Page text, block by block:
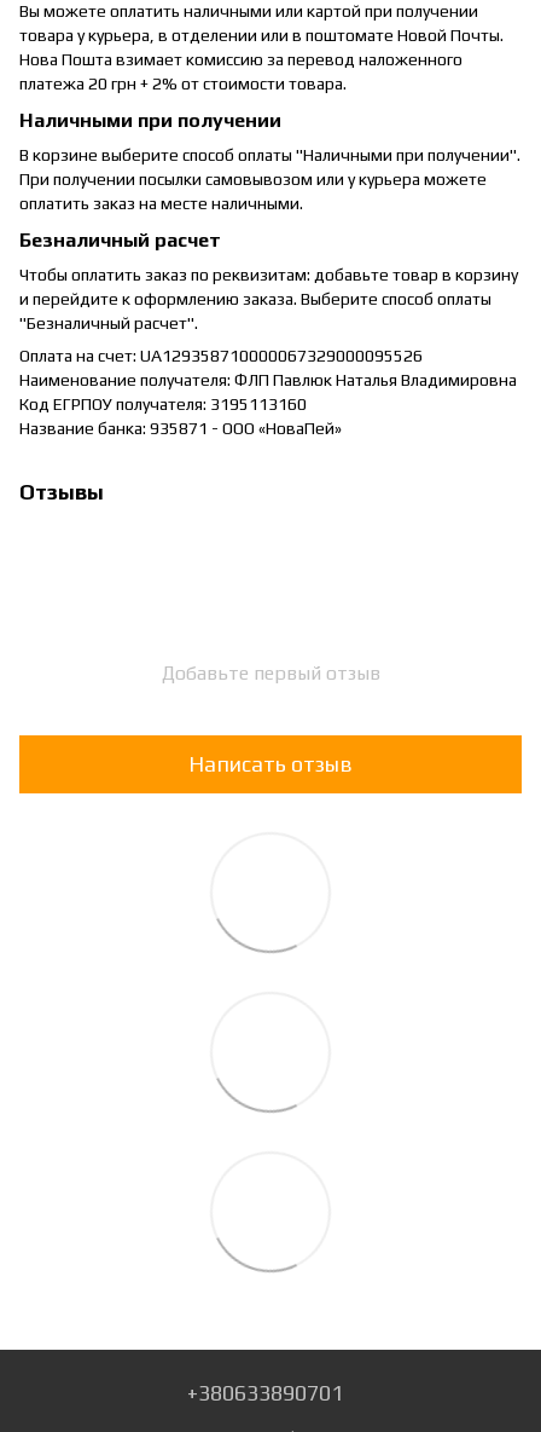
Вы можете оплатить наличными или картой при получении
товара у курьера, в отделении или в поштомате Новой Почты.
Нова Пошта взимает комиссию за перевод наложенного
платежа 20 грн + 2% от стоимости товара.
Наличными при получении
В корзине выберите способ оплаты "Наличными при получении".
При получении посылки самовывозом или у курьера можете
оплатить заказ на месте наличными.
Безналичный расчет
Чтобы оплатить заказ по реквизитам: добавьте товар в корзину
и перейдите к оформлению заказа. Выберите способ оплаты
"Безналичный расчет".
Оплата на счет: UA129358710000067329000095526
Наименование получателя: ФЛП Павлюк Наталья Владимировна
Код ЕГРПОУ получателя: 3195113160
Название банка: 935871 - ООО «НоваПей»
Отзывы
Добавьте первый отзыв
Написать отзыв
+380633890701